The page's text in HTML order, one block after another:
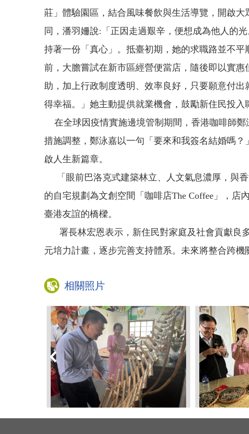
莊」體驗園區，結合風味餐飲與生活導覽，開啟
同，潘羽姍說:「正因走過艱辛，便想成為他人
持著一份「真心」。抵臺初期，她的求職路並不
前，大膽嘗試在新市區經營便當店，隨後即以實
助，加上行政制度透明、效率良好，只要願意付
得幸福。」她主動提供就業機會，鼓勵新住民投
在全球因疫情實施邊境管制期間，香港咖啡師鄭
措施調整，鄭泳嘉以一句「要來和我簽名結婚嗎
啟人生新篇章。
「眼前巴洛克式建築林立、人文氣息濃厚，與
的自宅規劃為文創空間「咖啡店The Coffee」，
臺港友誼的橋樑。
署長林宏恩表示，新住民對家庭及社會貢獻良
元培力計畫，逐步完善支持體系。未來將整合跨
相關照片
左二）
圖一、移民署署長林宏恩（左一）
圖二、跨機